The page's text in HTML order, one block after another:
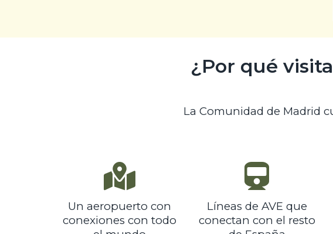
¿Por qué
La Comunidad de Madrid
Un aeropuerto con
conexiones con todo
Líneas de AVE que
conectan con el resto